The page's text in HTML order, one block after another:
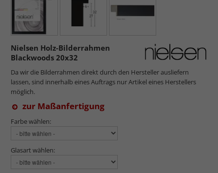
Nielsen Holz-Bilderrahmen
Blackwoods 20x32
Da wir die Bilderrahmen direkt durch den Hersteller ausliefern
lassen, sind innerhalb eines Auftrags nur Artikel eines Herstellers
möglich.
zur Maßanfertigung
Farbe wählen:
Glasart wählen: